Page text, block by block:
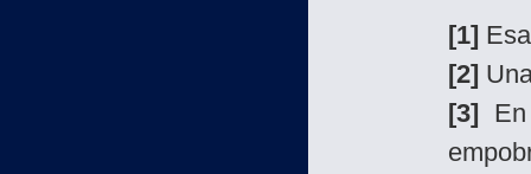
[1]
[2]
[3]